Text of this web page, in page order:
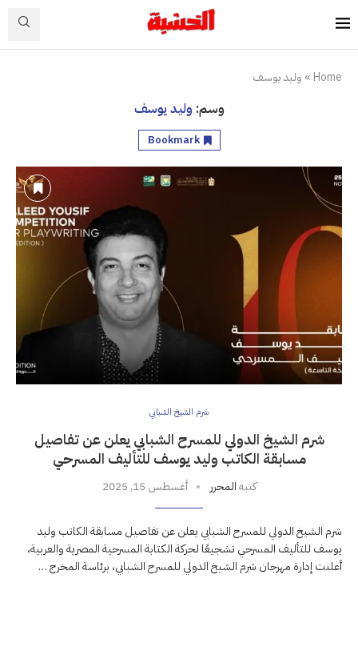
Home
» وليد يوسف
وسم: وليد يوسف
Bookmark
شرم الشيخ الشبابي
شرم الشيخ الدولي للمسرح الشبابي يعلن عن تفاصيل
مسابقة الكاتب وليد يوسف للتأليف المسرحي
كتبهالمحرر أغسطس 15, 2025
شرم الشيخ الدولي للمسرح الشبابي يعلن عن تفاصيل مسابقة الكاتب وليد
يوسف للتأليف المسرحي تشجيعًا لحركة الكتابة المسرحية المصرية والعربية،
أعلنت إدارة مهرجان شرم الشيخ الدولي للمسرح الشبابي، برئاسة المخرج …